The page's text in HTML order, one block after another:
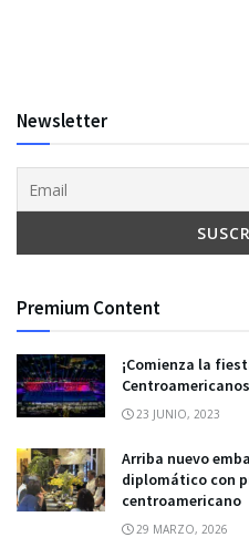
Newsletter
Premium Content
¡Comienza la
23 JUNIO, 2023
Arriba nuevo
diplomático con
centroamericano
29 MARZO, 2026